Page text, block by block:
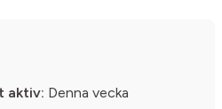
aktiv: Denna vecka